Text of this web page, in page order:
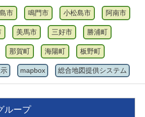
市 鳴門市 小松島市 阿南市
美馬市 三好市 勝浦町
那賀町 海陽町 板野町
mapbox 総合地図提供システム
ループ